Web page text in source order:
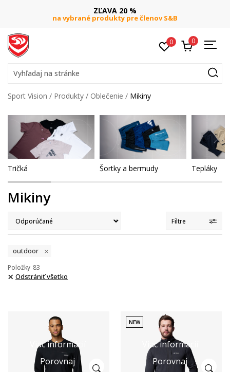
DOPRAVA ZADARMO
pri objednaní nad 80 €(neplatí pre
0 0
Vyhľadaj na stránke
Sport Vision Produkty Oblečenie Mikiny
Tričká Šortky a bermudy Tepláky
Mikiny
Filtre
outdoor
83
Položky
Odstrániť všetko
Viac informácií
Porovnaj
Viac informácií
Porovnaj
NEW